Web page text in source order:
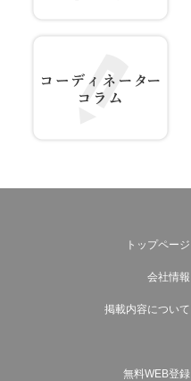
トップページ
会社情報
掲載内容について
無料WEB登録